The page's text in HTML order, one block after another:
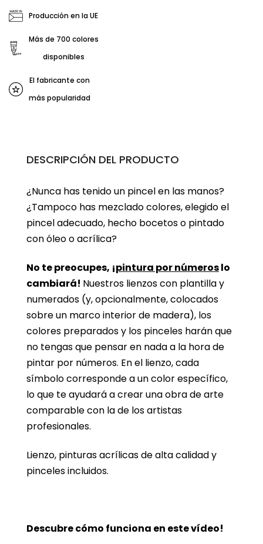
Producción en la UE
Más de 700 colores
disponibles
El fabricante con
más popularidad
DESCRIPCIÓN DEL PRODUCTO
¿Nunca has tenido un pincel en las manos?
¿Tampoco has mezclado colores, elegido el
pincel adecuado, hecho bocetos o pintado
con óleo o acrílica?
No te preocupes, ¡pintura por númeroslo
cambiará! Nuestros lienzos con plantilla y
numerados (y, opcionalmente, colocados
sobre un marco interior de madera), los
colores preparados y los pinceles harán que
no tengas que pensar en nada a la hora de
pintar por números. En el lienzo, cada
símbolo corresponde a un color específico,
lo que te ayudará a crear una obra de arte
comparable con la de los artistas
profesionales.
Lienzo, pinturas acrílicas de alta calidad y
pinceles incluidos.
Descubre cómo funciona en este vídeo!